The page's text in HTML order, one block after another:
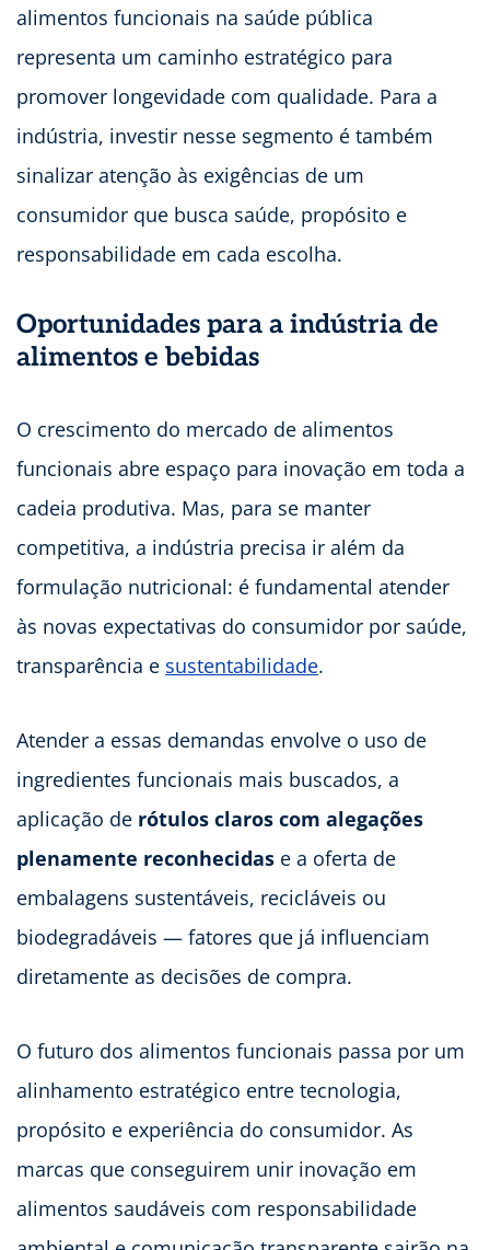
alimentos funcionais na saúde pública
representa um caminho estratégico para
promover longevidade com qualidade. Para a
indústria, investir nesse segmento é também
sinalizar atenção às exigências de um
consumidor que busca saúde, propósito e
responsabilidade em cada escolha.
Oportunidades para a indústria de
alimentos e bebidas
O crescimento do mercado de alimentos
funcionais abre espaço para inovação em toda a
cadeia produtiva. Mas, para se manter
competitiva, a indústria precisa ir além da
formulação nutricional: é fundamental atender
às novas expectativas do consumidor por saúde,
transparência e sustentabilidade.
Atender a essas demandas envolve o uso de
ingredientes funcionais mais buscados, a
aplicação de rótulos claros com alegações
plenamente reconhecidas e a oferta de
embalagens sustentáveis, recicláveis ou
biodegradáveis — fatores que já influenciam
diretamente as decisões de compra.
O futuro dos alimentos funcionais passa por um
alinhamento estratégico entre tecnologia,
propósito e experiência do consumidor. As
marcas que conseguirem unir inovação em
alimentos saudáveis com responsabilidade